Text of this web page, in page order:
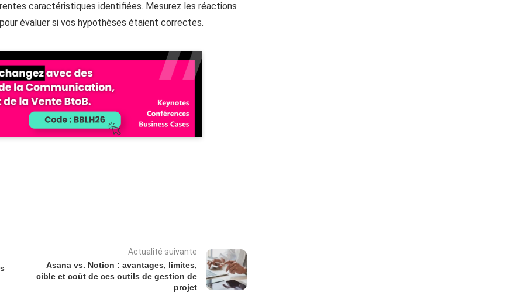
caractéristiques identifiées. Mesurez les réactions
évaluer si vos hypothèses étaient correctes.
Actualité suivante
Asana vs. Notion : avantages, limites,
cible et coût de ces outils de gestion de
projet